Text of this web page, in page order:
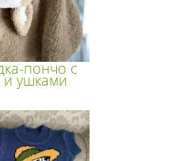
пончо с
ушками